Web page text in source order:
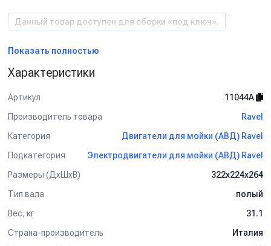
Данный товар доступен для сборки «под ключ».
Показать полностью
Характеристики
Артикул
11044A
Производитель товара
Ravel
Категория
Двигатели для мойки (АВД) Ravel
Подкатегория
Электродвигатели для мойки (АВД) Ravel
Размеры (ДхШхВ)
322х224х264
Тип вала
полый
Вес, кг
31.1
Страна-производитель
Италия